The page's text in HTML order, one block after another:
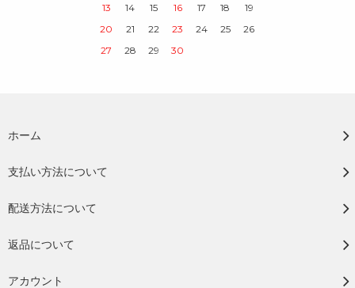
13
14 15 16 17 18
19
20
21 22 23 24 25
26
27
28 29 30
ホーム
支払い方法について
配送方法について
返品について
アカウント